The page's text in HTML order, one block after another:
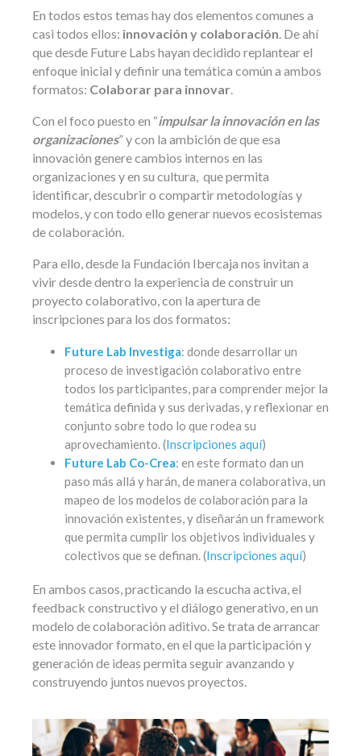
En todos estos temas hay dos elementos comunes a
casi todos ellos: innovación y colaboración. De ahí
que desde Future Labs hayan decidido replantear el
enfoque inicial y definir una temática común a ambos
formatos: Colaborar para innovar.
Con el foco puesto en “impulsar la innovación en las
organizaciones” y con la ambición de que esa
innovación genere cambios internos en las
organizaciones y en su cultura, que permita
identificar, descubrir o compartir metodologías y
modelos, y con todo ello generar nuevos ecosistemas
de colaboración.
Para ello, desde la Fundación Ibercaja nos invitan a
vivir desde dentro la experiencia de construir un
proyecto colaborativo, con la apertura de
inscripciones para los dos formatos:
Future Lab Investiga: donde desarrollar un
proceso de investigación colaborativo entre
todos los participantes, para comprender mejor la
temática definida y sus derivadas, y reflexionar en
conjunto sobre todo lo que rodea su
aprovechamiento. (Inscripciones aquí)
Future Lab Co-Crea: en este formato dan un
paso más allá y harán, de manera colaborativa, un
mapeo de los modelos de colaboración para la
innovación existentes, y diseñarán un framework
que permita cumplir los objetivos individuales y
colectivos que se definan. (Inscripciones aquí)
En ambos casos, practicando la escucha activa, el
feedback constructivo y el diálogo generativo, en un
modelo de colaboración aditivo. Se trata de arrancar
este innovador formato, en el que la participación y
generación de ideas permita seguir avanzando y
construyendo juntos nuevos proyectos.